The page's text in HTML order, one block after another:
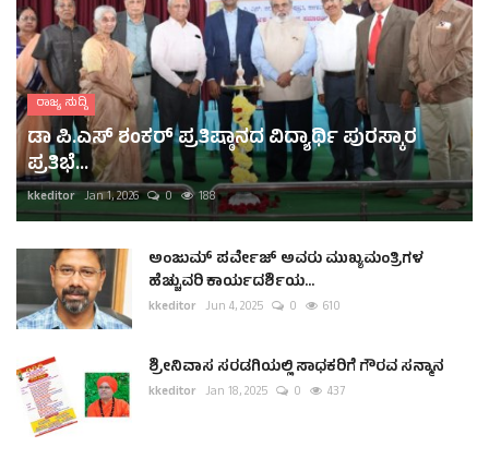
ರಾಜ್ಯ ಸುದ್ದಿ
ಡಾ ಪಿ.ಎಸ್ ಶಂಕರ್ ಪ್ರತಿಷ್ಠಾನದ ವಿದ್ಯಾರ್ಥಿ ಪುರಸ್ಕಾರ
ಪ್ರತಿಭೆ...
kkeditor Jan 1, 2026 0 188
ಅಂಜುಮ್ ಪರ್ವೇಜ್ ಅವರು ಮುಖ್ಯಮಂತ್ರಿಗಳ
ಹೆಚ್ಚುವರಿ ಕಾರ್ಯದರ್ಶಿಯ...
kkeditor Jun 4, 2025 0 610
ಶ್ರೀನಿವಾಸ ಸರಡಗಿಯಲ್ಲಿ ಸಾಧಕರಿಗೆ ಗೌರವ ಸನ್ಮಾನ
kkeditor Jan 18, 2025 0 437